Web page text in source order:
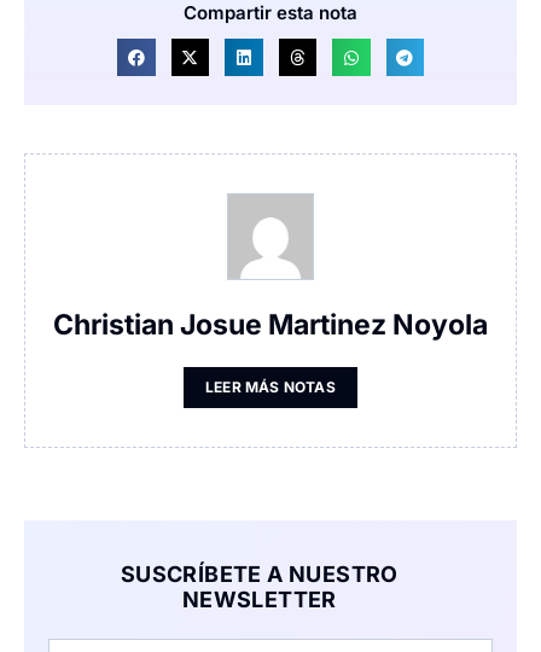
Compartir esta nota
Christian Josue Martinez Noyola
LEER MÁS NOTAS
SUSCRÍBETE A NUESTRO
NEWSLETTER